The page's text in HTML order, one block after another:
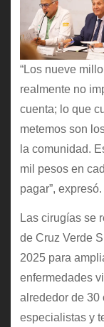
“Los nueve
realmente no
cuenta; lo que
metemos son
la comunidad.
mil pesos en
pagar”, expresó.
Las cirugías se
de Cruz Verde
2025 para
enfermedades
alrededor de 30
especialistas y